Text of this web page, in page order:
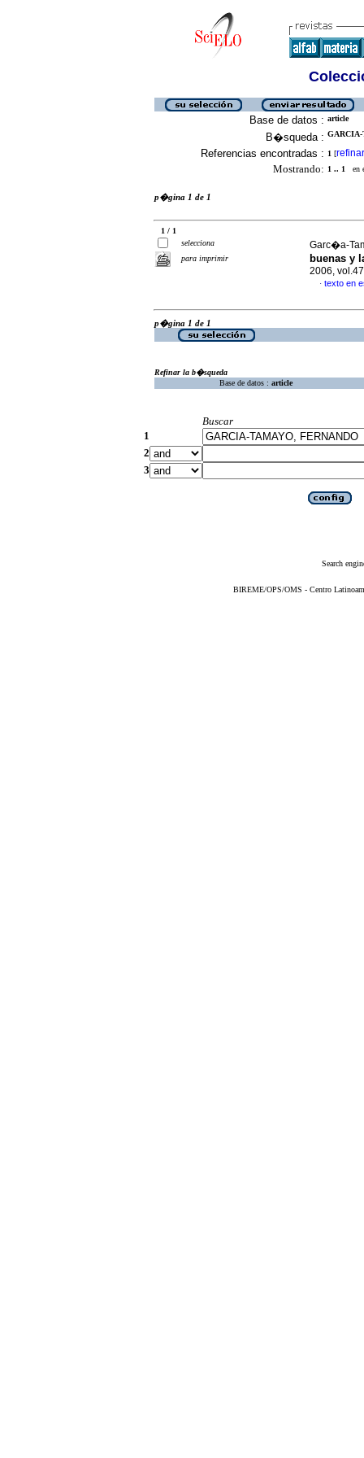
Base de datos : article
B�squeda : GARCIA-
Referencias encontradas : 1 [refinar
Mostrando: 1 .. 1 en
p�gina 1 de 1
1 / 1
selecciona
para imprimir
Garc�a-
buenas y
2006,
· texto en
p�gina 1 de 1
Refinar la b�squeda
Base de datos : article
Buscar
1
2
3
Search
BIREME/OPS/OMS - Centro